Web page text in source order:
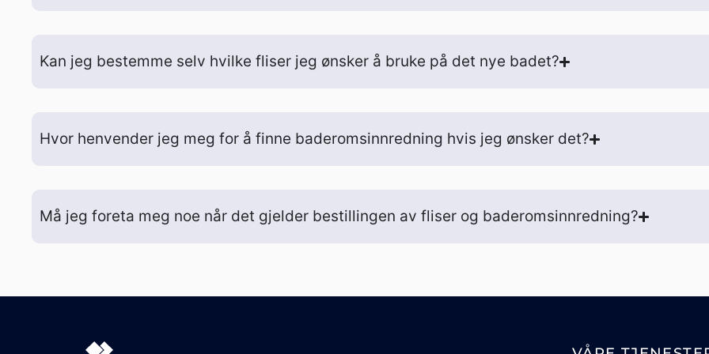
Kan jeg bestemme selv hvilke fliser jeg ønsker å bruke på det nye badet?
Hvor henvender jeg meg for å finne baderomsinnredning hvis jeg ønsker det?
Må jeg foreta meg noe når det gjelder bestillingen av fliser og baderomsinnredning?